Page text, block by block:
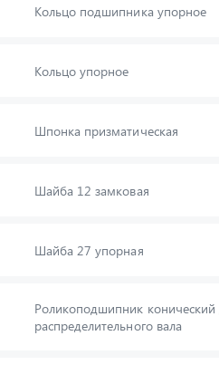
Кольцо подшипника упорное
Кольцо упорное
Шпонка призматическая
Шайба 12 замковая
Шайба 27 упорная
Роликоподшипник
распределительного вала